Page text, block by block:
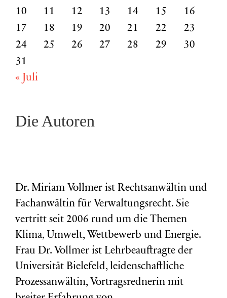
10
11 12 13 14 15
16
17
18 19 20 21 22
23
24
25 26 27 28 29
30
31
« Juli
Die Autoren
Dr. Miriam Vollmer ist Rechtsanwältin und
Fachanwältin für Verwaltungsrecht. Sie
vertritt seit 2006 rund um die Themen
Klima, Umwelt, Wettbewerb und Energie.
Frau Dr. Vollmer ist Lehrbeauftragte der
Universität Bielefeld, leidenschaftliche
Prozessanwältin, Vortragsrednerin mit